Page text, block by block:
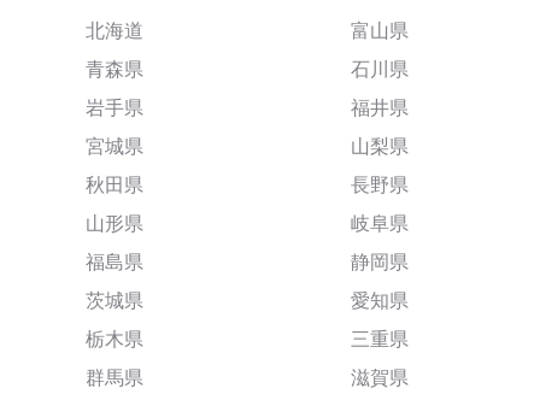
北海道
青森県
岩手県
宮城県
秋田県
山形県
福島県
茨城県
栃木県
群馬県
富山県
石川県
福井県
山梨県
長野県
岐阜県
静岡県
愛知県
三重県
滋賀県